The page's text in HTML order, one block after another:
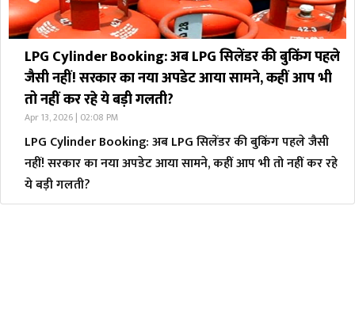
LPG Cylinder Booking: अब LPG सिलेंडर की बुकिंग पहले
जैसी नहीं! सरकार का नया अपडेट आया सामने, कहीं आप भी
तो नहीं कर रहे ये बड़ी गलती?
Apr 13, 2026 | 02:08 PM
LPG Cylinder Booking: अब LPG सिलेंडर की बुकिंग पहले जैसी
नहीं! सरकार का नया अपडेट आया सामने, कहीं आप भी तो नहीं कर रहे
ये बड़ी गलती?